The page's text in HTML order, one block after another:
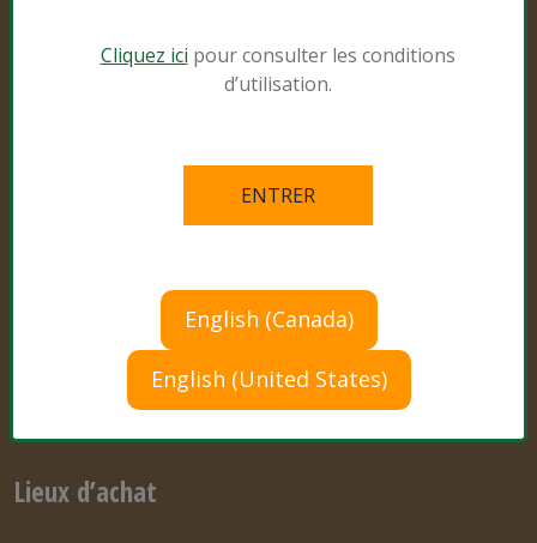
Naturels et organiques
Qu’y a-t-il dans le mélange?
Conseils de culture
Lieux d’achat
Cliquez ici pour consulter les conditions
d’utilisation.
English (Canada)
English (United States)